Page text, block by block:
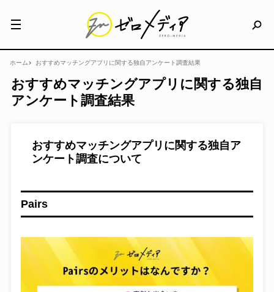
ホーム おすすめマッチングアプリに関する独自アンケート調査結果
おすすめマッチングアプリに関する独自
アンケート調査結果
おすすめマッチングアプリに関する独自ア
ンケート調査について
Pairs